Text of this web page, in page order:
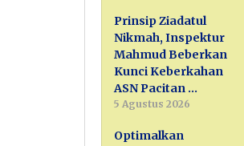
Prinsip Ziadatul
Nikmah, Inspektur
Mahmud Beberkan
Kunci Keberkahan
ASN Pacitan …
5 Agustus 2026
Optimalkan